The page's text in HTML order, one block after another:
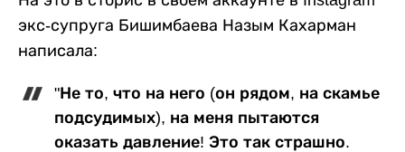
экс-супруга Бишимбаева Назым Кахарман
написала:
"Не то, что на него (он рядом, на скамье
подсудимых), на меня пытаются
оказать давление! Это так страшно.